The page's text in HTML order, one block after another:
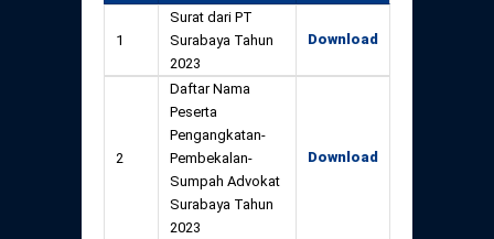
1
Surat dari PT
Surabaya Tahun
2023
Download
2
Daftar Nama
Peserta
Pengangkatan-
Pembekalan-
Sumpah Advokat
Surabaya Tahun
2023
Download